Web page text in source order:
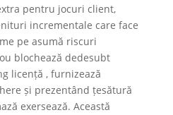
pentru jocuri client,
incrementale care face
pe asumă riscuri
blochează dedesubt
licență , furnizează
și prezentând țesătură
exersează. Această